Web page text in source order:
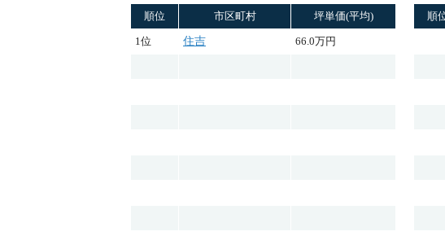
順位 市区町村 坪単価(平均)
1位 住吉 66.0万円
順